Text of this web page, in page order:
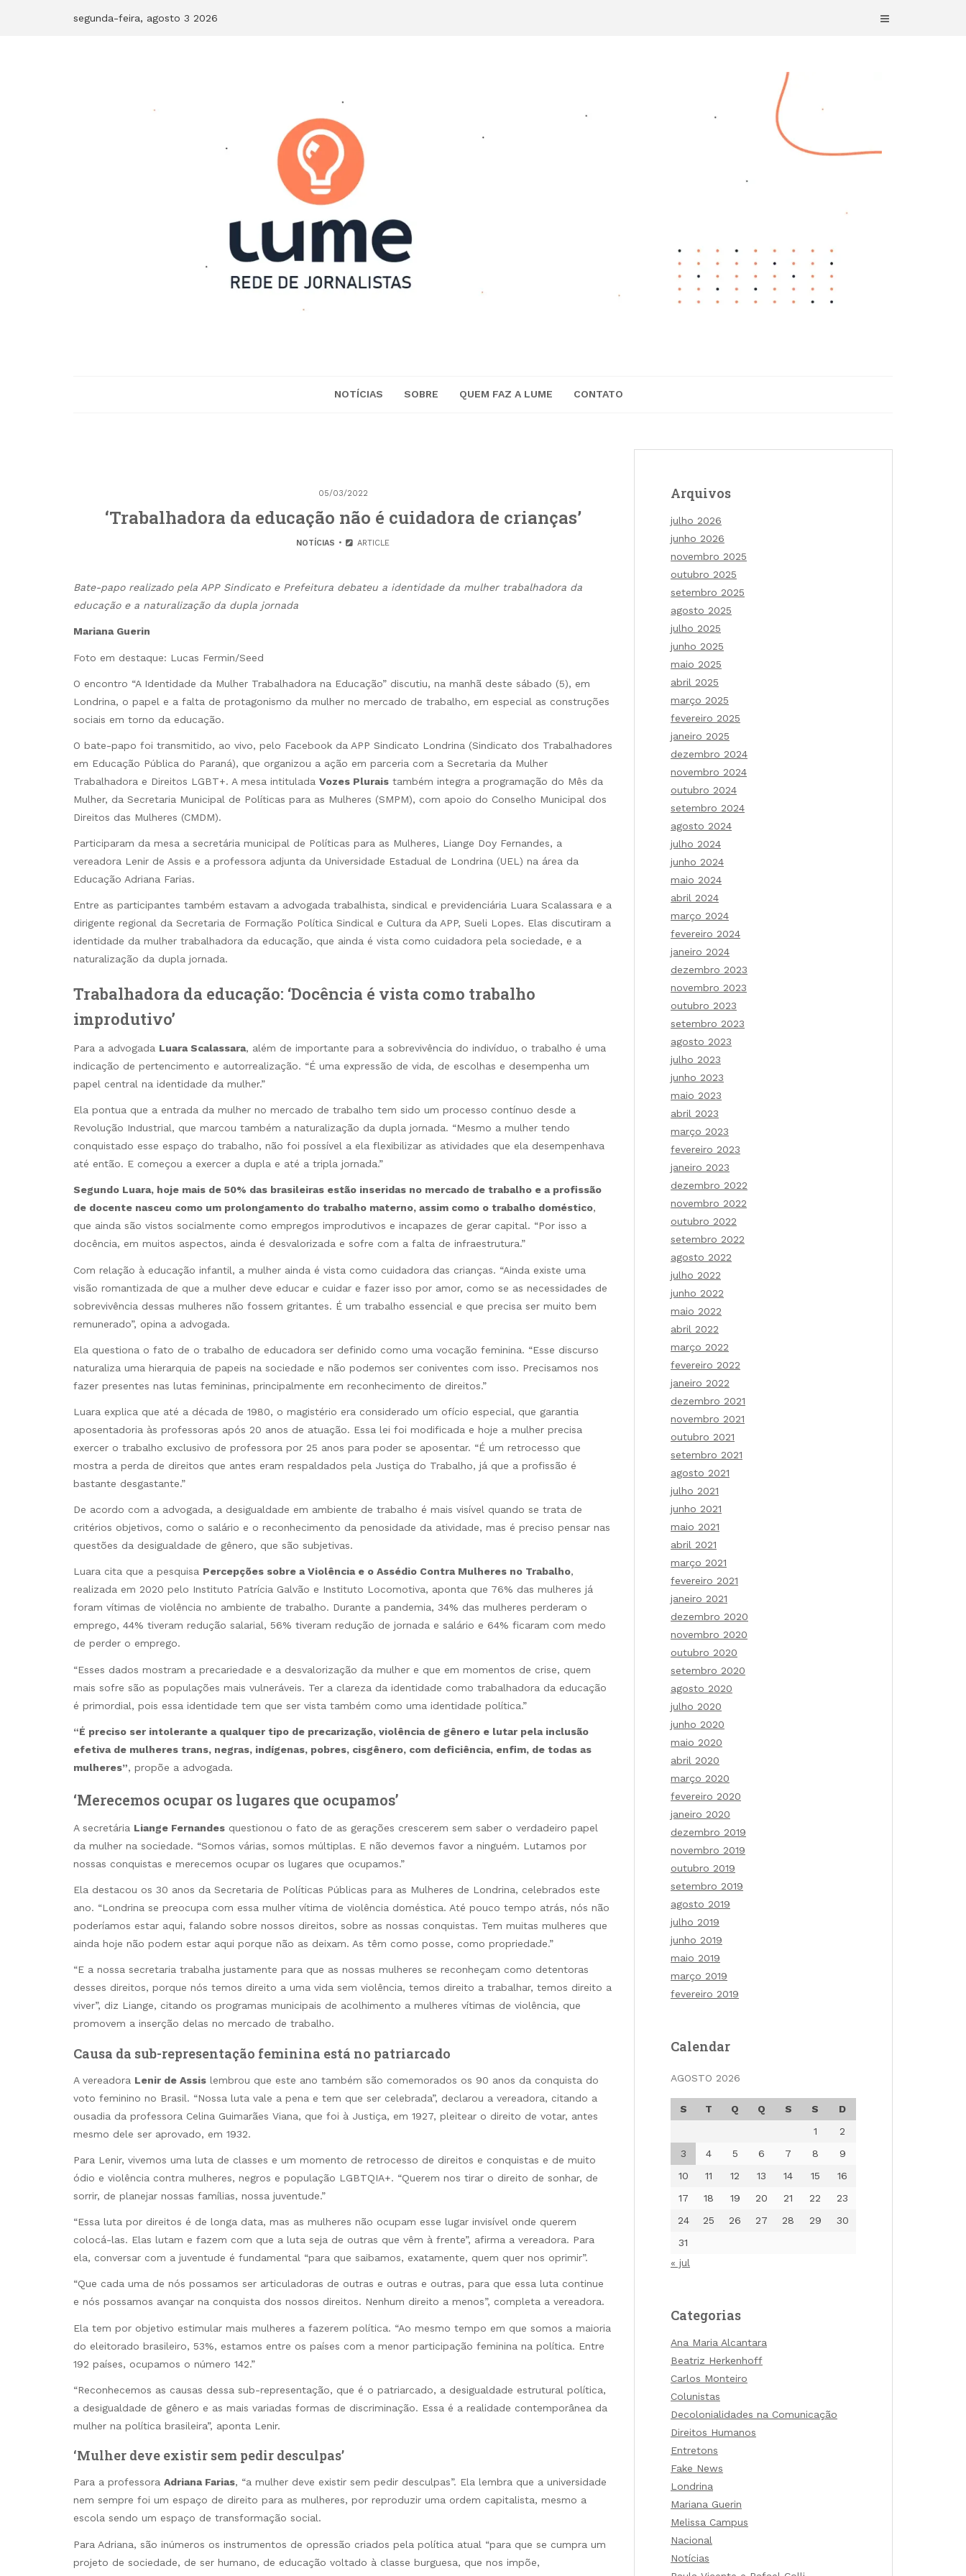
segunda-feira, agosto 3 2026
NOTÍCIAS SOBRE QUEM FAZ A LUME CONTATO
05/03/2022
‘Trabalhadora da educação não é cuidadora de crianças’
NOTÍCIAS ARTICLE
Bate-papo realizado pela APP Sindicato e Prefeitura debateu a identidade da mulher trabalhadora da
educação e a naturalização da dupla jornada
Mariana Guerin
Foto em destaque: Lucas Fermin/Seed
O encontro “A Identidade da Mulher Trabalhadora na Educação” discutiu, na manhã deste sábado (5), em
Londrina, o papel e a falta de protagonismo da mulher no mercado de trabalho, em especial as construções
sociais em torno da educação.
O bate-papo foi transmitido, ao vivo, pelo Facebook da APP Sindicato Londrina (Sindicato dos Trabalhadores
em Educação Pública do Paraná), que organizou a ação em parceria com a Secretaria da Mulher
Trabalhadora e Direitos LGBT+. A mesa intitulada Vozes Plurais também integra a programação do Mês da
Mulher, da Secretaria Municipal de Políticas para as Mulheres (SMPM), com apoio do Conselho Municipal dos
Direitos das Mulheres (CMDM).
Participaram da mesa a secretária municipal de Políticas para as Mulheres, Liange Doy Fernandes, a
vereadora Lenir de Assis e a professora adjunta da Universidade Estadual de Londrina (UEL) na área da
Educação Adriana Farias.
Entre as participantes também estavam a advogada trabalhista, sindical e previdenciária Luara Scalassara e a
dirigente regional da Secretaria de Formação Política Sindical e Cultura da APP, Sueli Lopes. Elas discutiram a
identidade da mulher trabalhadora da educação, que ainda é vista como cuidadora pela sociedade, e a
naturalização da dupla jornada.
Trabalhadora da educação: ‘Docência é vista como trabalho
improdutivo’
Para a advogada Luara Scalassara, além de importante para a sobrevivência do indivíduo, o trabalho é uma
indicação de pertencimento e autorrealização. “É uma expressão de vida, de escolhas e desempenha um
papel central na identidade da mulher.”
Ela pontua que a entrada da mulher no mercado de trabalho tem sido um processo contínuo desde a
Revolução Industrial, que marcou também a naturalização da dupla jornada. “Mesmo a mulher tendo
conquistado esse espaço do trabalho, não foi possível a ela flexibilizar as atividades que ela desempenhava
até então. E começou a exercer a dupla e até a tripla jornada.”
Segundo Luara, hoje mais de 50% das brasileiras estão inseridas no mercado de trabalho e a profissão
de docente nasceu como um prolongamento do trabalho materno, assim como o trabalho doméstico,
que ainda são vistos socialmente como empregos improdutivos e incapazes de gerar capital. “Por isso a
docência, em muitos aspectos, ainda é desvalorizada e sofre com a falta de infraestrutura.”
Com relação à educação infantil, a mulher ainda é vista como cuidadora das crianças. “Ainda existe uma
visão romantizada de que a mulher deve educar e cuidar e fazer isso por amor, como se as necessidades de
sobrevivência dessas mulheres não fossem gritantes. É um trabalho essencial e que precisa ser muito bem
remunerado”, opina a advogada.
Ela questiona o fato de o trabalho de educadora ser definido como uma vocação feminina. “Esse discurso
naturaliza uma hierarquia de papeis na sociedade e não podemos ser coniventes com isso. Precisamos nos
fazer presentes nas lutas femininas, principalmente em reconhecimento de direitos.”
Luara explica que até a década de 1980, o magistério era considerado um ofício especial, que garantia
aposentadoria às professoras após 20 anos de atuação. Essa lei foi modificada e hoje a mulher precisa
exercer o trabalho exclusivo de professora por 25 anos para poder se aposentar. “É um retrocesso que
mostra a perda de direitos que antes eram respaldados pela Justiça do Trabalho, já que a profissão é
bastante desgastante.”
De acordo com a advogada, a desigualdade em ambiente de trabalho é mais visível quando se trata de
critérios objetivos, como o salário e o reconhecimento da penosidade da atividade, mas é preciso pensar nas
questões da desigualdade de gênero, que são subjetivas.
Luara cita que a pesquisa Percepções sobre a Violência e o Assédio Contra Mulheres no Trabalho,
realizada em 2020 pelo Instituto Patrícia Galvão e Instituto Locomotiva, aponta que 76% das mulheres já
foram vítimas de violência no ambiente de trabalho. Durante a pandemia, 34% das mulheres perderam o
emprego, 44% tiveram redução salarial, 56% tiveram redução de jornada e salário e 64% ficaram com medo
de perder o emprego.
“Esses dados mostram a precariedade e a desvalorização da mulher e que em momentos de crise, quem
mais sofre são as populações mais vulneráveis. Ter a clareza da identidade como trabalhadora da educação
é primordial, pois essa identidade tem que ser vista também como uma identidade política.”
“É preciso ser intolerante a qualquer tipo de precarização, violência de gênero e lutar pela inclusão
efetiva de mulheres trans, negras, indígenas, pobres, cisgênero, com deficiência, enfim, de todas as
mulheres”, propõe a advogada.
‘Merecemos ocupar os lugares que ocupamos’
A secretária Liange Fernandes questionou o fato de as gerações crescerem sem saber o verdadeiro papel
da mulher na sociedade. “Somos várias, somos múltiplas. E não devemos favor a ninguém. Lutamos por
nossas conquistas e merecemos ocupar os lugares que ocupamos.”
Ela destacou os 30 anos da Secretaria de Políticas Públicas para as Mulheres de Londrina, celebrados este
ano. “Londrina se preocupa com essa mulher vítima de violência doméstica. Até pouco tempo atrás, nós não
poderíamos estar aqui, falando sobre nossos direitos, sobre as nossas conquistas. Tem muitas mulheres que
ainda hoje não podem estar aqui porque não as deixam. As têm como posse, como propriedade.”
“E a nossa secretaria trabalha justamente para que as nossas mulheres se reconheçam como detentoras
desses direitos, porque nós temos direito a uma vida sem violência, temos direito a trabalhar, temos direito a
viver”, diz Liange, citando os programas municipais de acolhimento a mulheres vítimas de violência, que
promovem a inserção delas no mercado de trabalho.
Causa da sub-representação feminina está no patriarcado
A vereadora Lenir de Assis lembrou que este ano também são comemorados os 90 anos da conquista do
voto feminino no Brasil. “Nossa luta vale a pena e tem que ser celebrada”, declarou a vereadora, citando a
ousadia da professora Celina Guimarães Viana, que foi à Justiça, em 1927, pleitear o direito de votar, antes
mesmo dele ser aprovado, em 1932.
Para Lenir, vivemos uma luta de classes e um momento de retrocesso de direitos e conquistas e de muito
ódio e violência contra mulheres, negros e população LGBTQIA+. “Querem nos tirar o direito de sonhar, de
sorrir, de planejar nossas famílias, nossa juventude.”
“Essa luta por direitos é de longa data, mas as mulheres não ocupam esse lugar invisível onde querem
colocá-las. Elas lutam e fazem com que a luta seja de outras que vêm à frente”, afirma a vereadora. Para
ela, conversar com a juventude é fundamental “para que saibamos, exatamente, quem quer nos oprimir”.
“Que cada uma de nós possamos ser articuladoras de outras e outras e outras, para que essa luta continue
e nós possamos avançar na conquista dos nossos direitos. Nenhum direito a menos”, completa a vereadora.
Ela tem por objetivo estimular mais mulheres a fazerem política. “Ao mesmo tempo em que somos a maioria
do eleitorado brasileiro, 53%, estamos entre os países com a menor participação feminina na política. Entre
192 países, ocupamos o número 142.”
“Reconhecemos as causas dessa sub-representação, que é o patriarcado, a desigualdade estrutural política,
a desigualdade de gênero e as mais variadas formas de discriminação. Essa é a realidade contemporânea da
mulher na política brasileira”, aponta Lenir.
‘Mulher deve existir sem pedir desculpas’
Para a professora Adriana Farias, “a mulher deve existir sem pedir desculpas”. Ela lembra que a universidade
nem sempre foi um espaço de direito para as mulheres, por reproduzir uma ordem capitalista, mesmo a
escola sendo um espaço de transformação social.
Para Adriana, são inúmeros os instrumentos de opressão criados pela política atual “para que se cumpra um
projeto de sociedade, de ser humano, de educação voltado à classe burguesa, que nos impõe,
Arquivos
julho 2026
junho 2026
novembro 2025
outubro 2025
setembro 2025
agosto 2025
julho 2025
junho 2025
maio 2025
abril 2025
março 2025
fevereiro 2025
janeiro 2025
dezembro 2024
novembro 2024
outubro 2024
setembro 2024
agosto 2024
julho 2024
junho 2024
maio 2024
abril 2024
março 2024
fevereiro 2024
janeiro 2024
dezembro 2023
novembro 2023
outubro 2023
setembro 2023
agosto 2023
julho 2023
junho 2023
maio 2023
abril 2023
março 2023
fevereiro 2023
janeiro 2023
dezembro 2022
novembro 2022
outubro 2022
setembro 2022
agosto 2022
julho 2022
junho 2022
maio 2022
abril 2022
março 2022
fevereiro 2022
janeiro 2022
dezembro 2021
novembro 2021
outubro 2021
setembro 2021
agosto 2021
julho 2021
junho 2021
maio 2021
abril 2021
março 2021
fevereiro 2021
janeiro 2021
dezembro 2020
novembro 2020
outubro 2020
setembro 2020
agosto 2020
julho 2020
junho 2020
maio 2020
abril 2020
março 2020
fevereiro 2020
janeiro 2020
dezembro 2019
novembro 2019
outubro 2019
setembro 2019
agosto 2019
julho 2019
junho 2019
maio 2019
março 2019
fevereiro 2019
Calendar
AGOSTO 2026
S T Q Q S S
D
1
2
3
4 5 6 7 8
9
10
11 12 13 14 15
16
17
18 19 20 21 22
23
24
25 26 27 28 29
30
31
« jul
Categorias
Ana Maria Alcantara
Beatriz Herkenhoff
Carlos Monteiro
Colunistas
Decolonialidades na Comunicação
Direitos Humanos
Entretons
Fake News
Londrina
Mariana Guerin
Melissa Campus
Nacional
Notícias